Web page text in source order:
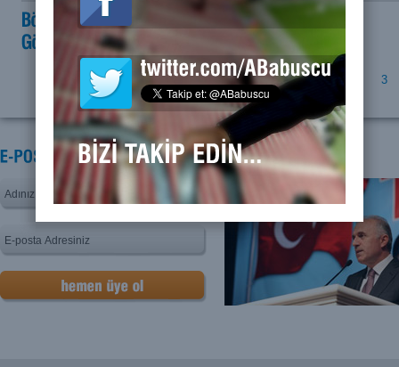
Sayfa: 1 3